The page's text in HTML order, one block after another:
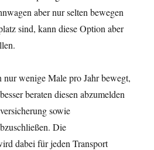
aber nur selten bewegen
sind, kann diese Option aber
nur wenige Male pro Jahr bewegt,
beraten diesen abzumelden
sowie
Die
dabei für jeden Transport